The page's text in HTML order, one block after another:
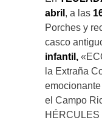
abril , a las
Porches y
casco
infantil,
la Extraña
el Campo